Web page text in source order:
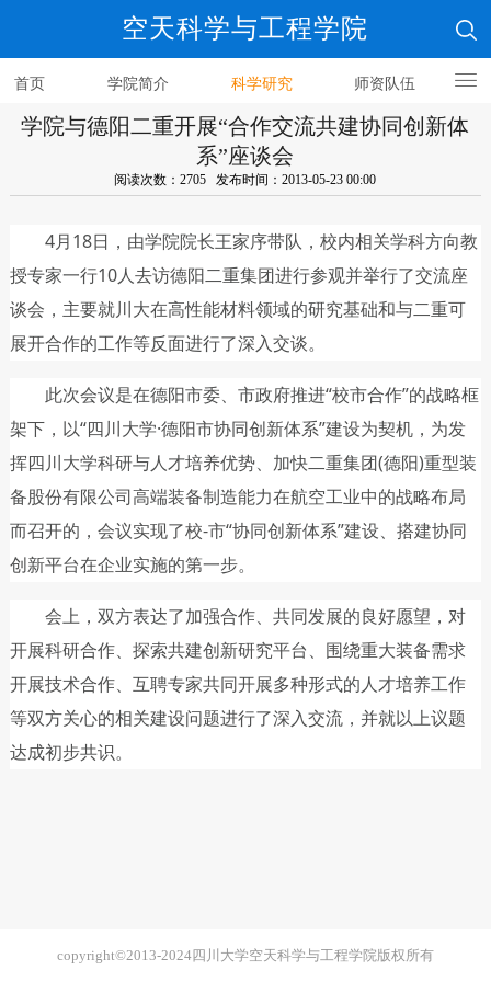
空天科学与工程学院
首页 学院简介 科学研究 师资队伍
人才培养
学院与德阳二重开展“合作交流共建协同创新体
系”座谈会
阅读次数：2705 发布时间：2013-05-23 00:00
copyright©2013-2024四川大学空天科学与工程学院版权所有